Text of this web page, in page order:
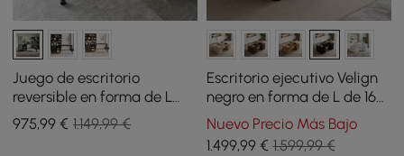
Juego de escritorio
reversible en forma de L
Ultic Grey y silla de oficina
de piel sintética con
975,99 € 1.149,99 €
Escritorio ejecutivo Velign
negro en forma de L de 165
cm con archivador a la
derecha
Nuevo Precio Más Bajo
1.499,99€ 1.599,99 €